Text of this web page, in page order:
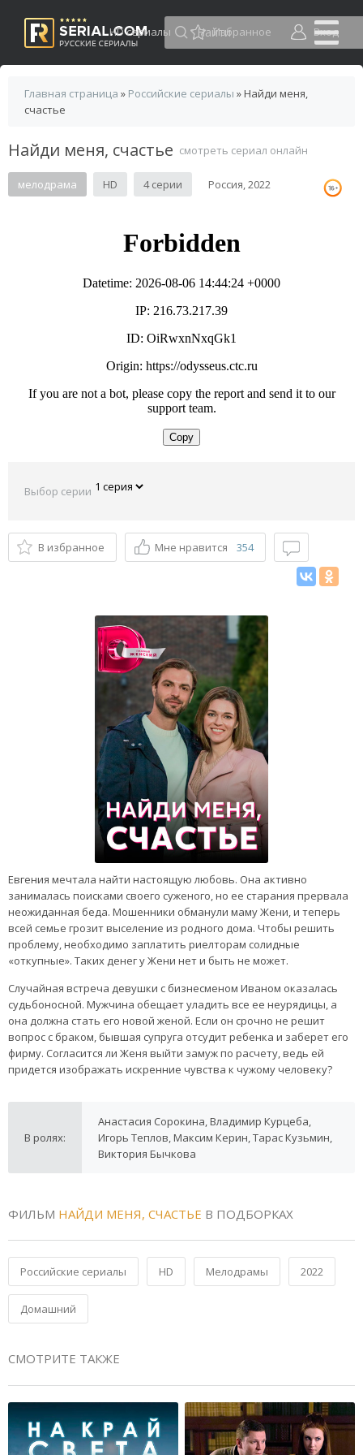
HD сериалы Избранное Вход
Главная страница » Российские сериалы » Найди меня,
счастье
Найди меня, счастье смотреть сериал онлайн
мелодрама HD 4 серии Россия, 2022
Выбор серии
В избранное Мне нравится 354
Евгения мечтала найти настоящую любовь. Она активно
занималась поисками своего суженого, но ее старания прервала
неожиданная беда. Мошенники обманули маму Жени, и теперь
всей семье грозит выселение из родного дома. Чтобы решить
проблему, необходимо заплатить риелторам солидные
«откупные». Таких денег у Жени нет и быть не может.
Случайная встреча девушки с бизнесменом Иваном оказалась
судьбоносной. Мужчина обещает уладить все ее неурядицы, а
она должна стать его новой женой. Если он срочно не решит
вопрос с браком, бывшая супруга отсудит ребенка и заберет его
фирму. Согласится ли Женя выйти замуж по расчету, ведь ей
придется изображать искренние чувства к чужому человеку?
В ролях:
Анастасия Сорокина, Владимир Курцеба,
Игорь Теплов, Максим Керин, Тарас Кузьмин,
Виктория Бычкова
ФИЛЬМ НАЙДИ МЕНЯ, СЧАСТЬЕ В ПОДБОРКАХ
Российские сериалы HD Мелодрамы 2022
Домашний
СМОТРИТЕ ТАКЖЕ